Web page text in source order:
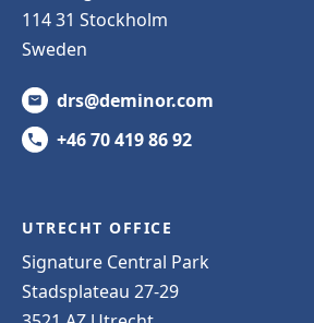
114 31 Stockholm
Sweden
drs@deminor.com
+46 70 419 86 92
UTRECHT OFFICE
Signature Central Park
Stadsplateau 27-29